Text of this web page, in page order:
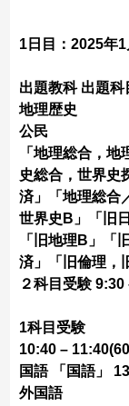
1日目：2025年1
出題教科 出題科
地理歴史
公民
「地理総合，
史総合，世界史
済」「地理総合
世界史B」「旧
「旧地理B」「
済」「旧倫理，
２科目受験
1科目受験
10:40 –
国語 「国語」
外国語